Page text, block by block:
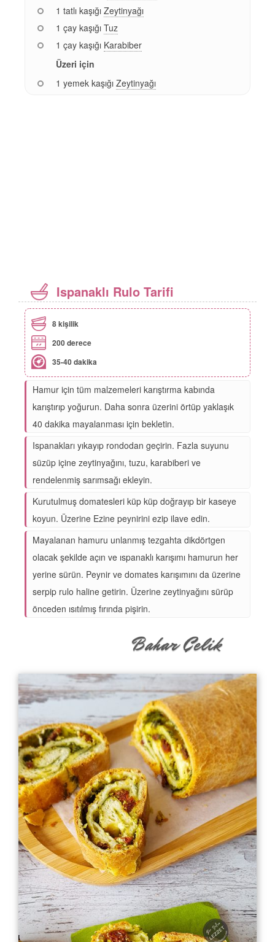
1 tatlı kaşığı Zeytinyağı
1 çay kaşığı Tuz
1 çay kaşığı Karabiber
Üzeri için
1 yemek kaşığı Zeytinyağı
Ispanaklı Rulo Tarifi
8 kişilik
200 derece
35-40 dakika
Hamur için tüm malzemeleri karıştırma kabında
karıştırıp yoğurun. Daha sonra üzerini örtüp yaklaşık
40 dakika mayalanması için bekletin.
Ispanakları yıkayıp rondodan geçirin. Fazla suyunu
süzüp içine zeytinyağını, tuzu, karabiberi ve
rendelenmiş sarımsağı ekleyin.
Kurutulmuş domatesleri küp küp doğrayıp bir kaseye
koyun. Üzerine Ezine peynirini ezip ilave edin.
Mayalanan hamuru unlanmış tezgahta dikdörtgen
olacak şekilde açın ve ıspanaklı karışımı hamurun her
yerine sürün. Peynir ve domates karışımını da üzerine
serpip rulo haline getirin. Üzerine zeytinyağını sürüp
önceden ısıtılmış fırında pişirin.